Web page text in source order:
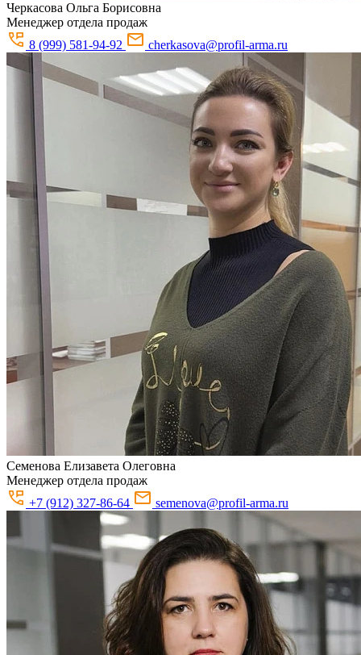
Черкасова Ольга Борисовна
Менеджер отдела продаж
8 (999) 581-94-92
cherkasova@profil-arma.ru
Семенова Елизавета Олеговна
Менеджер отдела продаж
+7 (912) 327-86-64
semenova@profil-arma.ru